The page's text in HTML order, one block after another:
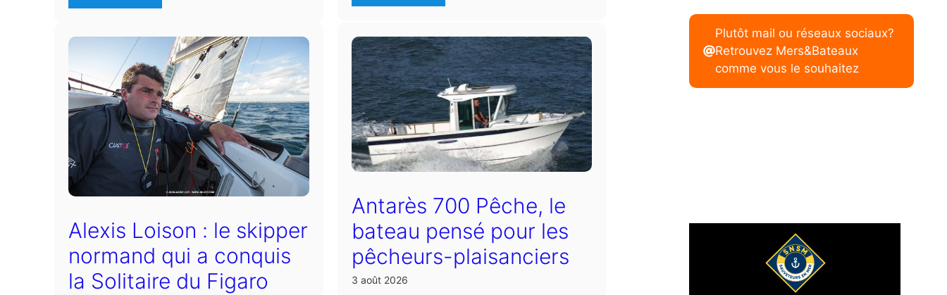
Alexis Loison : le skipper
normand qui a conquis
la Solitaire du Figaro
Antarès 700 Pêche, le
bateau pensé pour les
pêcheurs-plaisanciers
3 août 2026
Plutôt mail ou réseaux sociaux?
Retrouvez Mers&Bateaux
comme vous le souhaitez